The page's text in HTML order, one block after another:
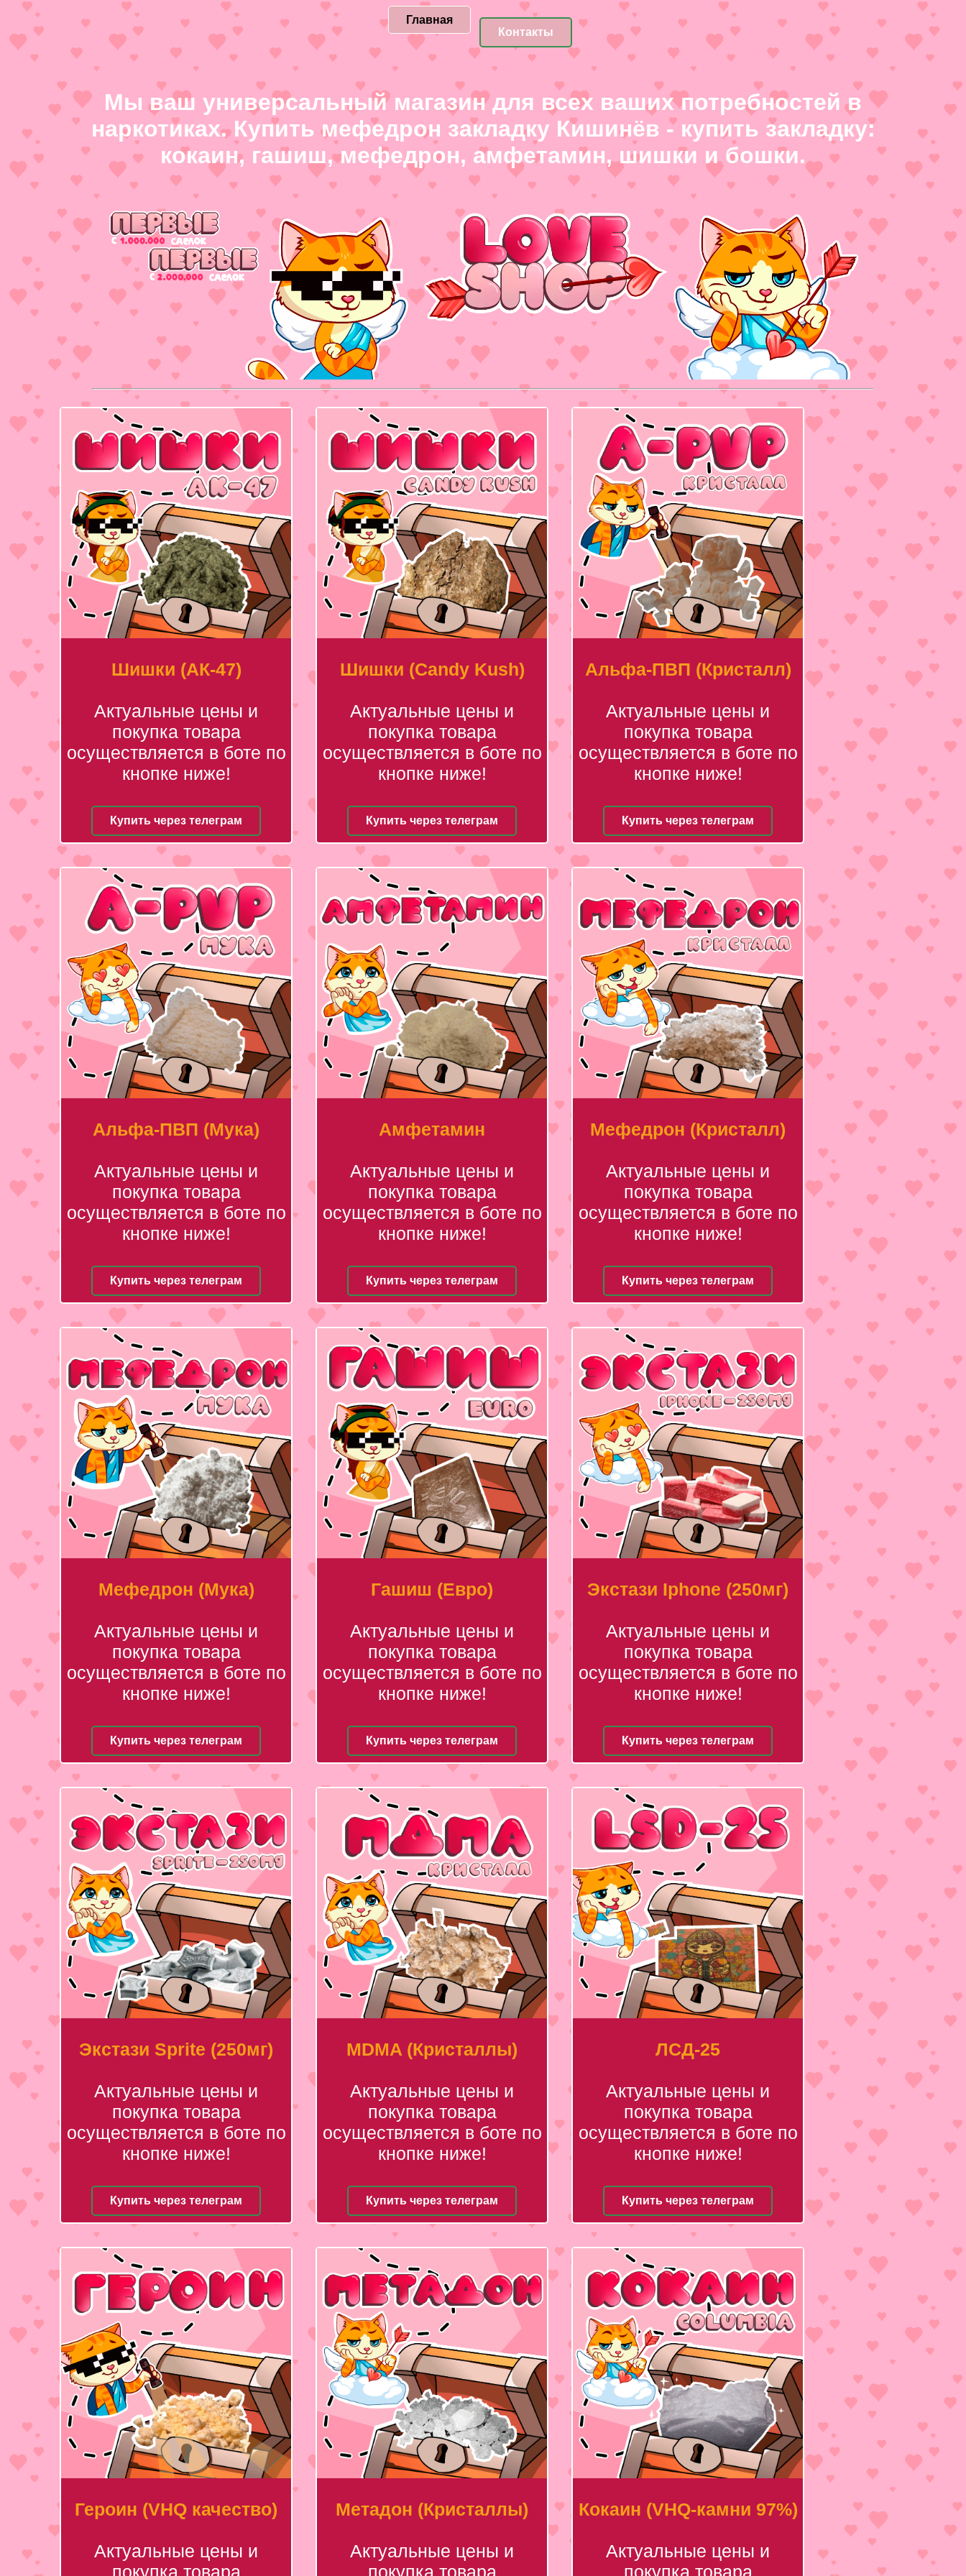
Главная
Контакты
Мы ваш универсальный магазин для всех ваших потребностей в
наркотиках. Купить мефедрон закладку Кишинёв - купить закладку:
кокаин, гашиш, мефедрон, амфетамин, шишки и бошки.
Шишки (АК-47)
Актуальные цены и
покупка товара
осуществляется в боте по
кнопке ниже!
Купить через телеграм
Шишки (Candy Kush)
Актуальные цены и
покупка товара
осуществляется в боте по
кнопке ниже!
Купить через телеграм
Альфа-ПВП (Кристалл)
Актуальные цены и
покупка товара
осуществляется в боте по
кнопке ниже!
Купить через телеграм
Альфа-ПВП (Мука)
Актуальные цены и
покупка товара
осуществляется в боте по
кнопке ниже!
Купить через телеграм
Амфетамин
Актуальные цены и
покупка товара
осуществляется в боте по
кнопке ниже!
Купить через телеграм
Мефедрон (Кристалл)
Актуальные цены и
покупка товара
осуществляется в боте по
кнопке ниже!
Купить через телеграм
Мефедрон (Мука)
Актуальные цены и
покупка товара
осуществляется в боте по
кнопке ниже!
Купить через телеграм
Гашиш (Евро)
Актуальные цены и
покупка товара
осуществляется в боте по
кнопке ниже!
Купить через телеграм
Экстази Iphone (250мг)
Актуальные цены и
покупка товара
осуществляется в боте по
кнопке ниже!
Купить через телеграм
Экстази Sprite (250мг)
Актуальные цены и
покупка товара
осуществляется в боте по
кнопке ниже!
Купить через телеграм
MDMA (Кристаллы)
Актуальные цены и
покупка товара
осуществляется в боте по
кнопке ниже!
Купить через телеграм
ЛСД-25
Актуальные цены и
покупка товара
осуществляется в боте по
кнопке ниже!
Купить через телеграм
Героин (VHQ качество)
Актуальные цены и
Метадон (Кристаллы)
Актуальные цены и
Кокаин (VHQ-камни 97%)
Актуальные цены и